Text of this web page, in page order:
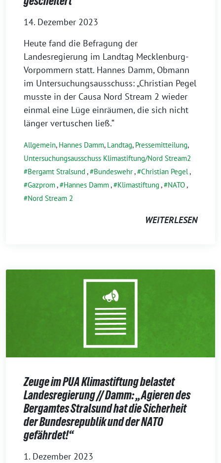
14. Dezember 2023
Heute fand die Befragung der
Landesregierung im Landtag Mecklenburg-
Vorpommern statt. Hannes Damm, Obmann
im Untersuchungsausschuss: „Christian Pegel
musste in der Causa Nord Stream 2 wieder
einmal eine Lüge einräumen, die sich nicht
länger vertuschen ließ.“
Allgemein, Hannes Damm, Landtag, Pressemitteilung,
Untersuchungsausschuss Klimastiftung/Nord Stream2
Bergamt Stralsund , Bundeswehr, Christian Pegel,
Gazprom, Hannes Damm, Klimastiftung , NATO,
Nord Stream 2
WEITERLESEN
Zeuge im PUA Klimastiftung belastet
Landesregierung // Damm: „Agieren des
Bergamtes Stralsund hat die Sicherheit
der Bundesrepublik und der NATO
gefährdet!“
1. Dezember 2023